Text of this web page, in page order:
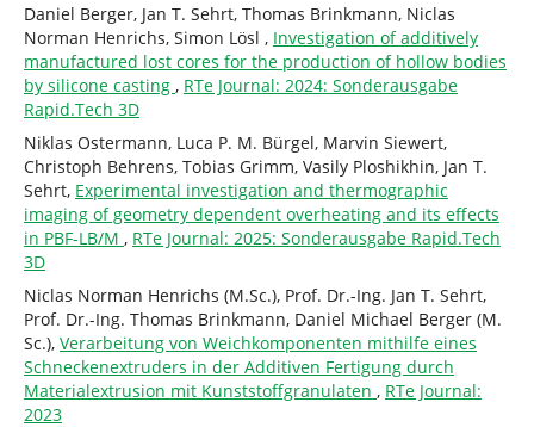
Daniel Berger, Jan T. Sehrt, Thomas Brinkmann, Niclas
Norman Henrichs, Simon Lösl , Investigation of additively
manufactured lost cores for the production of hollow bodies
by silicone casting , RTe Journal: 2024: Sonderausgabe
Rapid.Tech 3D
Niklas Ostermann, Luca P. M. Bürgel, Marvin Siewert,
Christoph Behrens, Tobias Grimm, Vasily Ploshikhin, Jan T.
Sehrt, Experimental investigation and thermographic
imaging of geometry dependent overheating and its effects
in PBF-LB/M , RTe Journal: 2025: Sonderausgabe Rapid.Tech
3D
Niclas Norman Henrichs (M.Sc.), Prof. Dr.-Ing. Jan T. Sehrt,
Prof. Dr.-Ing. Thomas Brinkmann, Daniel Michael Berger (M.
Sc.), Verarbeitung von Weichkomponenten mithilfe eines
Schneckenextruders in der Additiven Fertigung durch
Materialextrusion mit Kunststoffgranulaten , RTe Journal:
2023